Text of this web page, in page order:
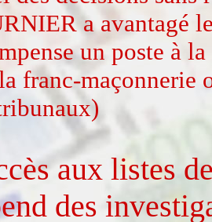
a avantagé
un poste à
franc-maçonnerie
aux listes
des